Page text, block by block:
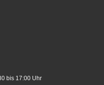
bis 17:00 Uhr